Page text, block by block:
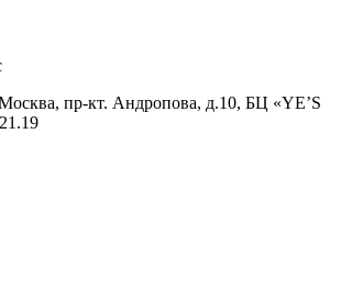
пр-кт. Андропова, д.10, БЦ «YE’S